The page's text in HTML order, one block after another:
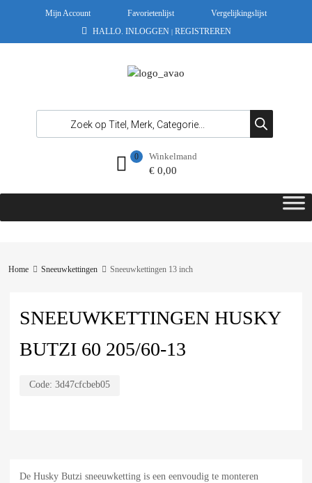
Mijn Account Favorietenlijst
Vergelijkingslijst
HALLO. INLOGGEN | REGISTREREN
Winkelmand
€0,00
0
Home Sneeuwkettingen Sneeuwkettingen 13 inch
SNEEUWKETTINGEN HUSKY
BUTZI 60 205/60-13
Code: 3d47cfcbeb05
De Husky Butzi sneeuwketting is een eenvoudig te monteren